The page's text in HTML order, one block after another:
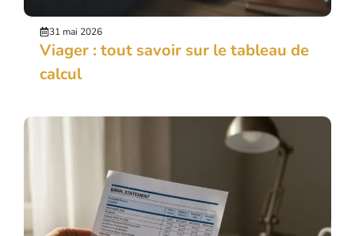
31 mai 2026
Viager : tout savoir sur le tableau de
calcul